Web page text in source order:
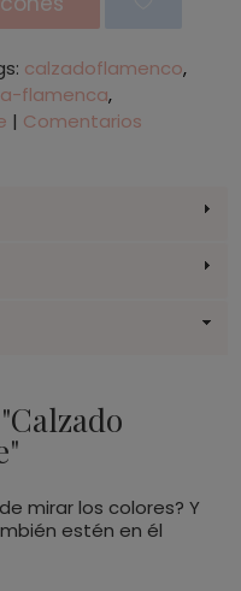
calzadoflamenco
flamenca
| Comentarios
mirar los colores? Y
estén en él